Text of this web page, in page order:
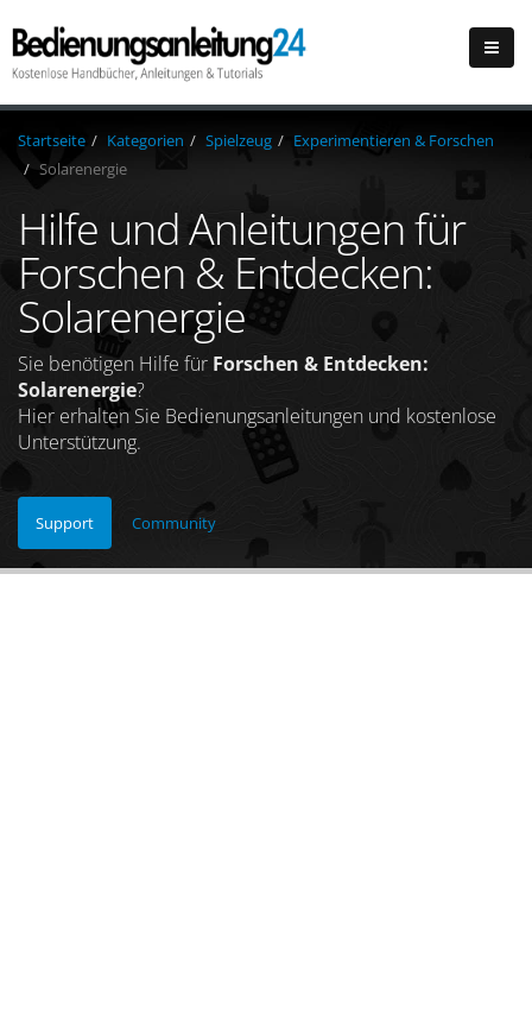
Startseite Kategorien Spielzeug
Experimentieren & Forschen
Solarenergie
Hilfe und Anleitungen für
Forschen & Entdecken:
Solarenergie
Sie benötigen Hilfe für Forschen & Entdecken:
Solarenergie?
Hier erhalten Sie Bedienungsanleitungen und kostenlose
Unterstützung.
Support Community